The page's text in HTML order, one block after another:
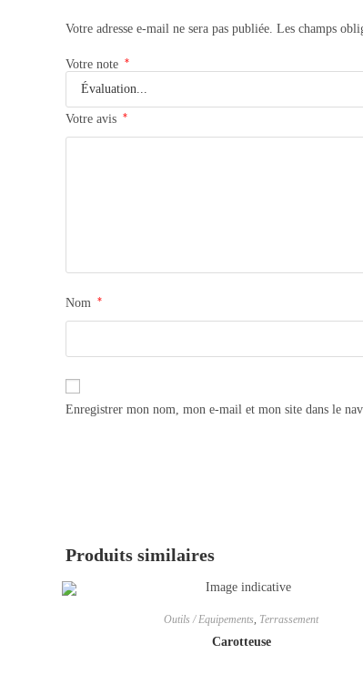
Votre adresse e-mail ne sera pas publiée. Les champs
Votre note *
Votre avis *
Nom *
Enregistrer mon nom, mon e-mail et mon site dans le
Produits similaires
Outils / Equipements, Terrassement
Carotteuse